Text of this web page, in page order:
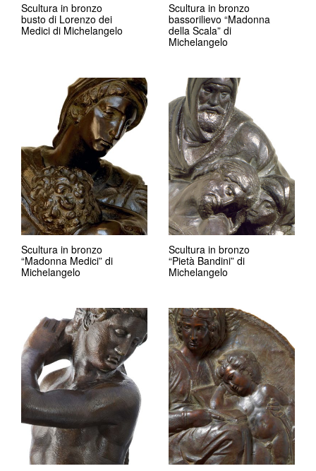
Scultura in bronzo
busto di Lorenzo dei
Medici di Michelangelo
Scultura in bronzo
bassorilievo “Madonna
della Scala” di
Michelangelo
Scultura in bronzo
“Madonna Medici” di
Michelangelo
Scultura in bronzo
“Pietà Bandini” di
Michelangelo